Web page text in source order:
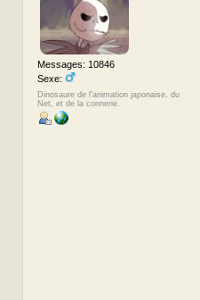
Messages: 10846
Sexe:
Dinosaure de l'animation japonaise, du
Net, et de la connerie.